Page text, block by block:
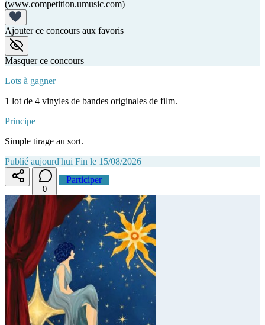
(www.competition.umusic.com)
Ajouter ce concours aux favoris
Masquer ce concours
Lots à gagner
1 lot de 4 vinyles de bandes originales de film.
Principe
Simple tirage au sort.
Publié aujourd'hui Fin le 15/08/2026
0
Participer